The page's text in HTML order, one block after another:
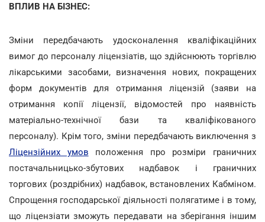
ВПЛИВ НА БІЗНЕС:
Зміни передбачають удосконалення кваліфікаційних
вимог до персоналу ліцензіатів, що здійснюють торгівлю
лікарськими засобами, визначення нових, покращених
форм документів для отримання ліцензій (заяви на
отримання копії ліцензії, відомостей про наявність
матеріально-технічної бази та кваліфікованого
персоналу). Крім того, зміни передбачають виключення з
Ліцензійних умов положення про розміри граничних
постачальницько-збутових надбавок і граничних
торгових (роздрібних) надбавок, встановлених Кабміном.
Спрощення господарської діяльності полягатиме і в тому,
що ліцензіати зможуть передавати на зберігання іншим